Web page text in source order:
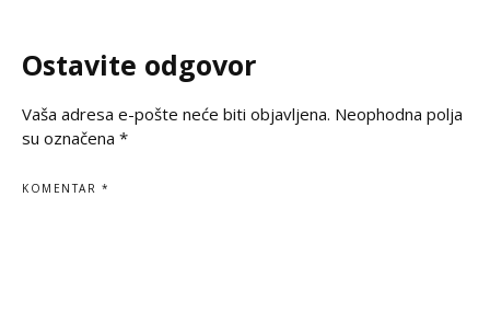
dostojanstveno odaje počast
Ostavite odgovor
Vaša adresa e-pošte neće biti objavljena. Neophodna polja
su označena *
KOMENTAR *